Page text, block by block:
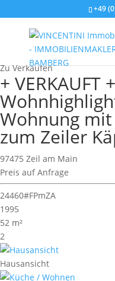
+49
Wohnimmobilie > Apartment
Zu Verkaufen
+ VERKAUFT
Wohnung
zum Zeiler
97475 Zeil am Main
Preis auf Anfrage
24460#FPmZA
1995
52 m²
2
Hausansicht